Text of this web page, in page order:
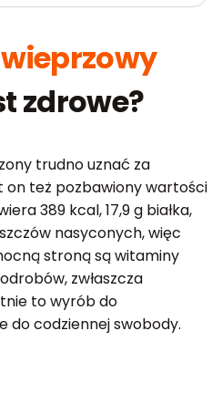
zdrowe?
trudno uznać za
on też pozbawiony wartości
389 kcal, 17,9 g białka,
nasyconych, więc
stroną są witaminy
zwłaszcza
to wyrób do
do codziennej swobody.